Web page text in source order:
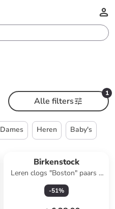
1
Alle filters
Dames Heren Baby's
Birkenstock
Leren clogs "Boston" paars -
wijdte S
-51%